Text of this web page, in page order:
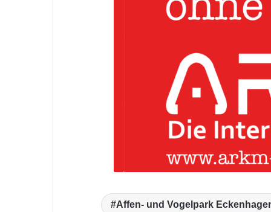
Affen- und Vogelpark